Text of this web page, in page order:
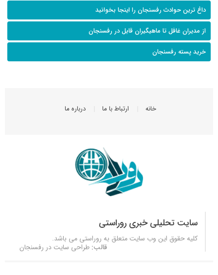
داغ ترین حوادث رفسنجان را اینجا بخوانید
از مدیران غافل تا ماهیگیران قابل در رفسنجان
خرید پسته رفسنجان
خانه ارتباط با ما درباره ما
سایت تحلیلی خبری روراستی
کلیه حقوق این وب سایت متعلق به روراستی می باشد.
قالب: طراحی سایت در رفسنجان